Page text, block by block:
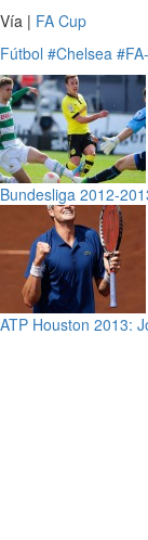
Vía | FA Cup
Fútbol #Chelsea
Bundesliga 2012-
ATP Houston 2013: